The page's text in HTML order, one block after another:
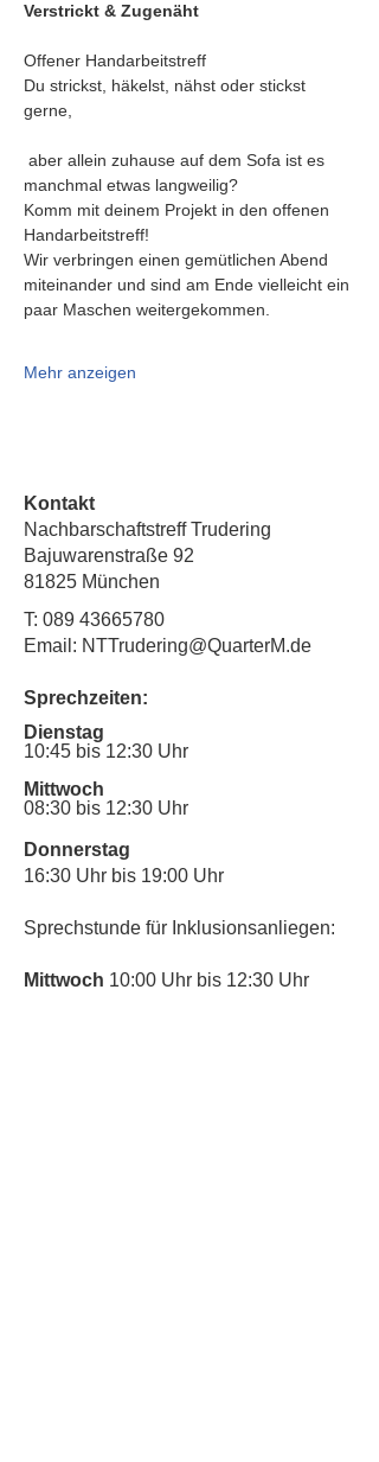
Verstrickt & Zugenäht
Offener Handarbeitstreff
Du strickst, häkelst, nähst oder stickst
gerne,
manchmal etwas langweilig?
Komm mit deinem Projekt in den offenen
Handarbeitstreff!
Wir verbringen einen gemütlichen Abend
miteinander und sind am Ende vielleicht ein
paar Maschen weitergekommen.
Mehr anzeigen
Kontakt
Nachbarschaftstreff Trudering
Bajuwarenstraße 92
81825 München
T: 089 43665780
Email: NTTrudering@QuarterM.de
Sprechzeiten:
Dienstag
10:45 bis 12:30 Uhr
Mittwoch
08:30 bis 12:30 Uhr
Donnerstag
16:30 Uhr bis 19:00 Uhr
Sprechstunde für Inklusionsanliegen:
Mittwoch 10:00 Uhr bis 12:30 Uhr